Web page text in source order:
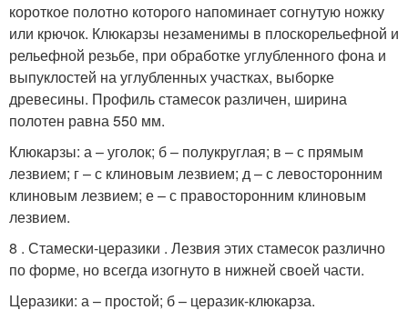
короткое полотно которого напоминает согнутую ножку
или крючок. Клюкарзы незаменимы в плоскорельефной и
рельефной резьбе, при обработке углубленного фона и
выпуклостей на углубленных участках, выборке
древесины. Профиль стамесок различен, ширина
полотен равна 550 мм.
Клюкарзы: а – уголок; б – полукруглая; в – с прямым
лезвием; г – с клиновым лезвием; д – с левосторонним
клиновым лезвием; е – с правосторонним клиновым
лезвием.
8 . Стамески-церазики . Лезвия этих стамесок различно
по форме, но всегда изогнуто в нижней своей части.
Церазики: а – простой; б – церазик-клюкарза.